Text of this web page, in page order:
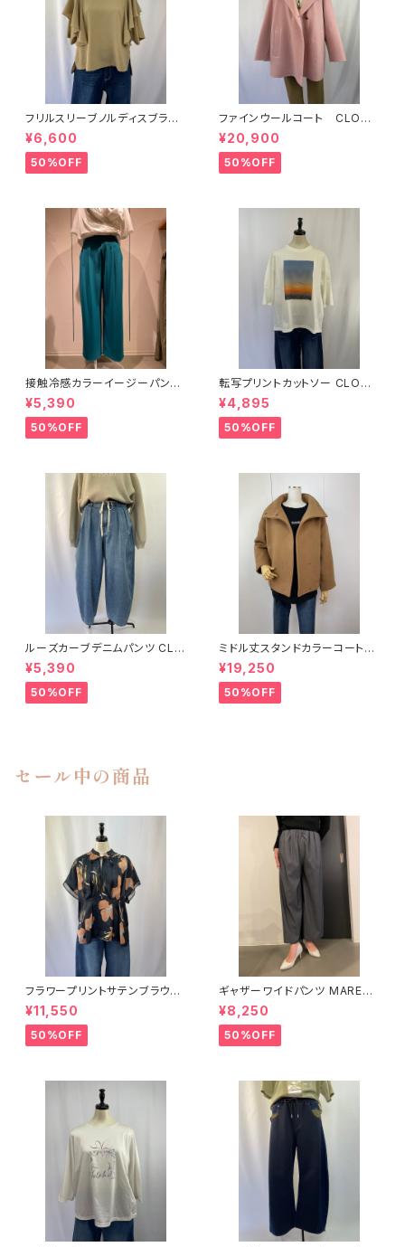
フリルスリーブノルディスブラウ
ス CLOCHE
¥6,600
50%OFF
ファインウールコート CLOCH
E
¥20,900
50%OFF
接触冷感カラーイージーパンツ
CLOCHE
¥5,390
50%OFF
転写プリントカットソー CLOCH
E
¥4,895
50%OFF
ルーズカーブデニムパンツ CLO
CHE
¥5,390
50%OFF
ミドル丈スタンドカラーコート
CLOCHE
¥19,250
50%OFF
セール中の商品
フラワープリントサテンブラウス
Lallia Mu ラリアムー
¥11,550
50%OFF
ギャザーワイドパンツ MAREC
HAL TERRE
¥8,250
50%OFF